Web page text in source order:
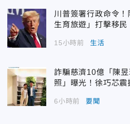
川普簽署行政命令
生育旅遊」打擊移民
15小時前 生活
詐騙慈濟10億「陳
照」曝光！徐巧芯震
6小時前 要聞